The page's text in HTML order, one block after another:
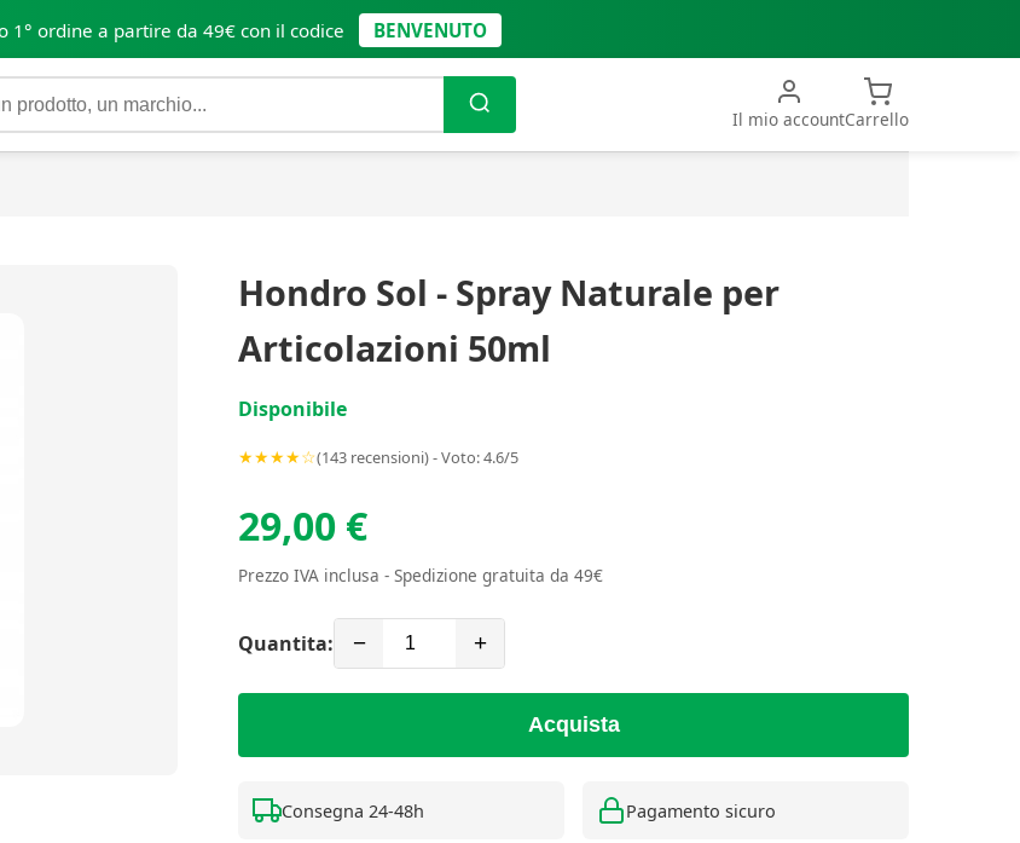
1° ordine a partire da 49€ con il codice BENVENUTO
Il mio accountCarrello
Hondro Sol - Spray Naturale per
Articolazioni 50ml
Disponibile
★★★★☆(143 recensioni) - Voto: 4.6/5
29,00 €
Prezzo IVA inclusa - Spedizione gratuita da 49€
Quantita: − +
Acquista
Consegna 24-48h Pagamento sicuro